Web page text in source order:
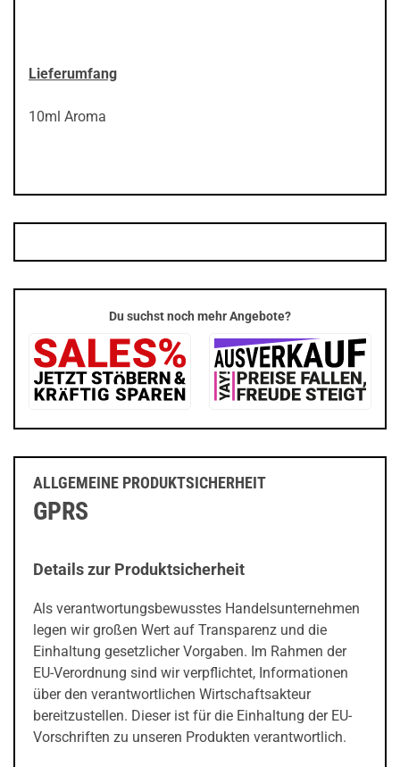
Lieferumfang
10ml Aroma
Du suchst noch mehr Angebote?
ALLGEMEINE PRODUKTSICHERHEIT
GPRS
Details zur Produktsicherheit
Als verantwortungsbewusstes Handelsunternehmen
legen wir großen Wert auf Transparenz und die
Einhaltung gesetzlicher Vorgaben. Im Rahmen der
EU-Verordnung sind wir verpflichtet, Informationen
über den verantwortlichen Wirtschaftsakteur
bereitzustellen. Dieser ist für die Einhaltung der EU-
Vorschriften zu unseren Produkten verantwortlich.